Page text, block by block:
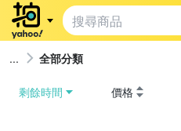
全部分類
剩餘時間 價格